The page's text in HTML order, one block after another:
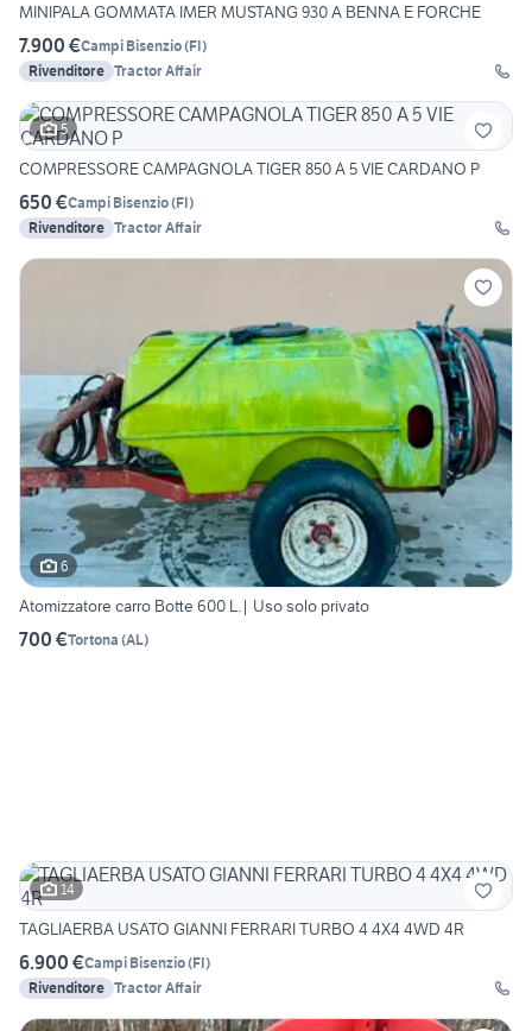
MINIPALA GOMMATA IMER MUSTANG 930 A BENNA E FORCHE
7.900 €Campi Bisenzio(FI)
Rivenditore Tractor Affair
5
COMPRESSORE CAMPAGNOLA TIGER 850 A 5 VIE CARDANO P
650 €Campi Bisenzio(FI)
Rivenditore Tractor Affair
6
Atomizzatore carro Botte 600 L.| Uso solo privato
700 €Tortona (AL)
14
TAGLIAERBA USATO GIANNI FERRARI TURBO 4 4X4 4WD 4R
6.900 €Campi Bisenzio(FI)
Rivenditore Tractor Affair